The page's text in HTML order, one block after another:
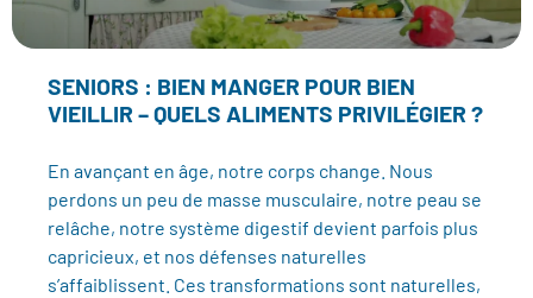
SENIORS : BIEN MANGER POUR BIEN
VIEILLIR – QUELS ALIMENTS PRIVILÉGIER ?
En avançant en âge, notre corps change. Nous
perdons un peu de masse musculaire, notre peau se
relâche, notre système digestif devient parfois plus
capricieux, et nos défenses naturelles
s’affaiblissent. Ces transformations sont naturelles,